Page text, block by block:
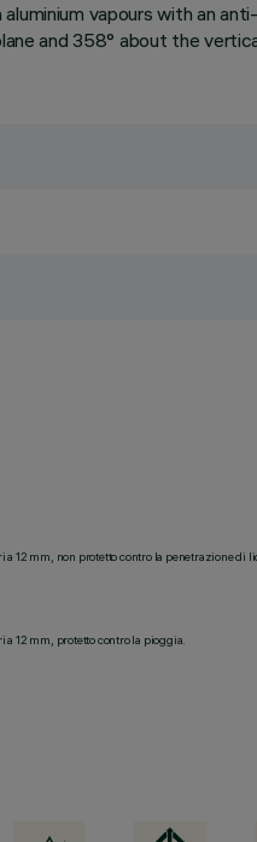
vapours with an
and 358° about the
12 mm, non protetto contro la penetrazione di
12 mm, protetto contro la pioggia.